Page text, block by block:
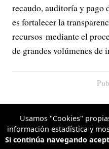
recaudo, auditoría y pago
es fortalecer la
recursos mediante el
de grandes volúmenes de
Usamos "Cookies"
información estadística y
Si continúa navegando